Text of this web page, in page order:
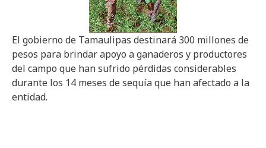
El gobierno de Tamaulipas destinará 300 millones de
pesos para brindar apoyo a ganaderos y productores
del campo que han sufrido pérdidas considerables
durante los 14 meses de sequía que han afectado a la
entidad.